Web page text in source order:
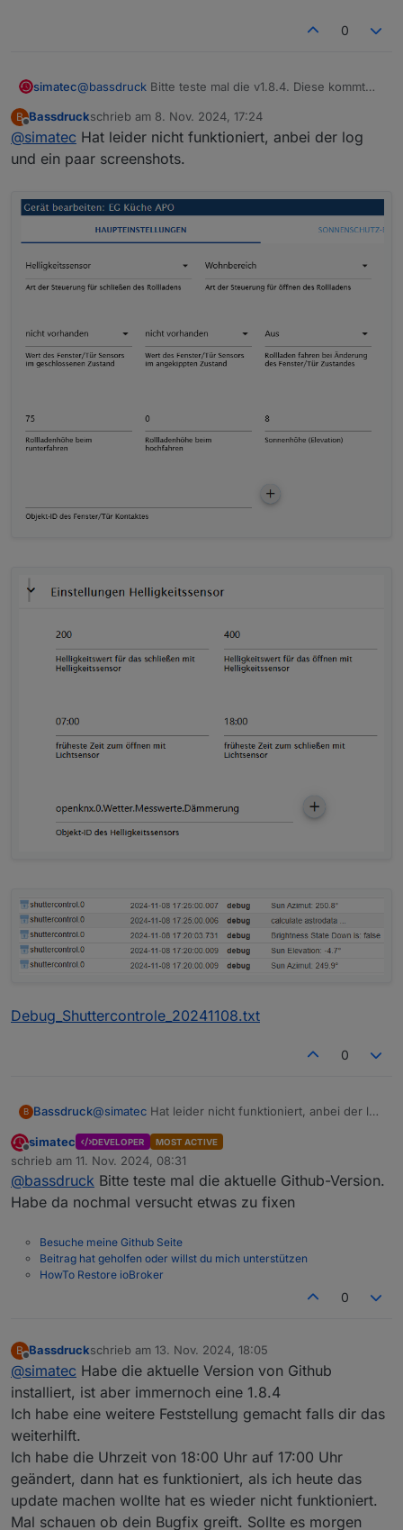
0
simatec@bassdruck Bitte teste mal die v1.8.4. Diese kommt
B
Offline
Bassdruckschrieb am 8. Nov. 2024, 17:24
zuletzt editiert von
@simatec Hat leider nicht funktioniert, anbei der log
und ein paar screenshots.
Debug_Shuttercontrole_20241108.txt
0
B Bassdruck@simatec Hat leider nicht funktioniert, anbei der log
Offline
simatec DEVELOPER MOST ACTIVE
schrieb am 11. Nov. 2024, 08:31
zuletzt editiert von
@bassdruck Bitte teste mal die aktuelle Github-Version.
Habe da nochmal versucht etwas zu fixen
Besuche meine Github Seite
Beitrag hat geholfen oder willst du mich unterstützen
HowTo Restore ioBroker
0
B
Offline
Bassdruckschrieb am 13. Nov. 2024, 18:05
zuletzt editiert von
@simatec Habe die aktuelle Version von Github
installiert, ist aber immernoch eine 1.8.4
Ich habe eine weitere Feststellung gemacht falls dir das
weiterhilft.
Ich habe die Uhrzeit von 18:00 Uhr auf 17:00 Uhr
geändert, dann hat es funktioniert, als ich heute das
update machen wollte hat es wieder nicht funktioniert.
Mal schauen ob dein Bugfix greift. Sollte es morgen